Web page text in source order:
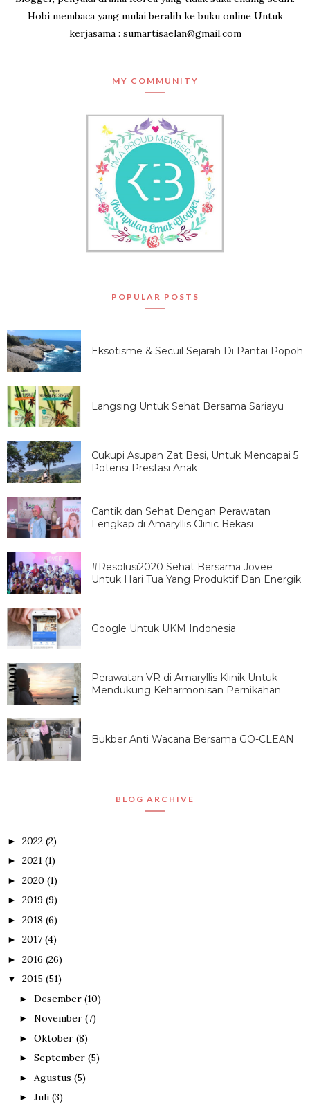
Hobi membaca yang mulai beralih ke buku online Untuk
kerjasama : sumartisaelan@gmail.com
MY COMMUNITY
POPULAR POSTS
Eksotisme & Secuil Sejarah Di Pantai Popoh
Langsing Untuk Sehat Bersama Sariayu
Cukupi Asupan Zat Besi, Untuk Mencapai 5
Potensi Prestasi Anak
Cantik dan Sehat Dengan Perawatan
Lengkap di Amaryllis Clinic Bekasi
#Resolusi2020 Sehat Bersama Jovee
Untuk Hari Tua Yang Produktif Dan Energik
Google Untuk UKM Indonesia
Perawatan VR di Amaryllis Klinik Untuk
Mendukung Keharmonisan Pernikahan
Bukber Anti Wacana Bersama GO-CLEAN
BLOG ARCHIVE
► 2022 (2)
► 2021 (1)
► 2020 (1)
► 2019 (9)
► 2018 (6)
► 2017 (4)
► 2016 (26)
▼ 2015 (51)
► Desember (10)
► November (7)
► Oktober (8)
► September (5)
► Agustus (5)
► Juli (3)